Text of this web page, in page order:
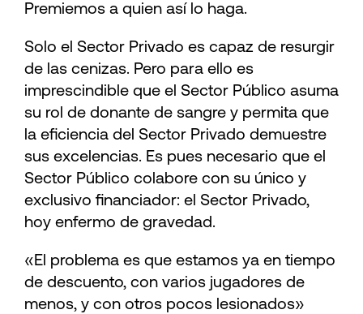
Premiemos a quien así lo haga.
Solo el Sector Privado es capaz de resurgir
de las cenizas. Pero para ello es
imprescindible que el Sector Público asuma
su rol de donante de sangre y permita que
la eficiencia del Sector Privado demuestre
sus excelencias. Es pues necesario que el
Sector Público colabore con su único y
exclusivo financiador: el Sector Privado,
hoy enfermo de gravedad.
«El problema es que estamos ya en tiempo
de descuento, con varios jugadores de
menos, y con otros pocos lesionados»